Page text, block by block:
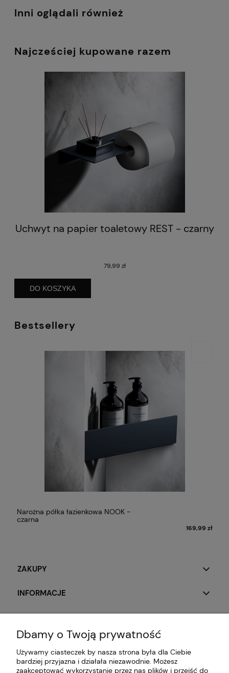
Inni oglądali również
Najcześciej kupowane razem
Uchwyt na papier toaletowy REST - czarny
79,99 zł
DO KOSZYKA
Bestsellery
Narożna półka łazienkowa NOOK -
czarna
169,99 zł
ZAKUPY
INFORMACJE
Dbamy o Twoją prywatność
Używamy ciasteczek by nasza strona była dla Ciebie
bardziej przyjazna i działała niezawodnie. Możesz
zaakceptować wykorzystanie przez nas plików i przejść do